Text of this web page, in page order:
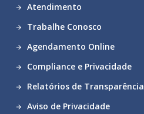
Atendimento
Trabalhe Conosco
Agendamento Online
Compliance e Privacidade
Relatórios de Transparência
Aviso de Privacidade